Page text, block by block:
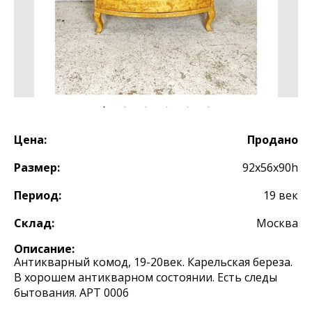
Цена:
Продано
Размер:
92х56х90h
Период:
19 век
Склад:
Москва
Описание:
Антикварный комод, 19-20век. Карельская береза.
В хорошем антикварном состоянии. Есть следы
бытования. АРТ 0006